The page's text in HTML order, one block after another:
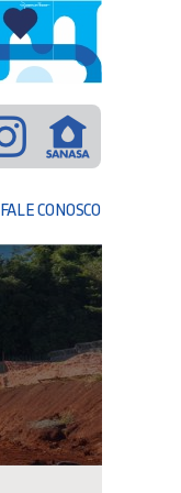
FALE CONOSCO